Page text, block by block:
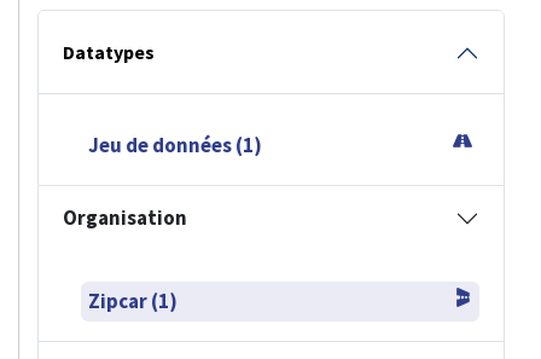
Datatypes
Jeu de données (1)
Organisation
Zipcar (1)